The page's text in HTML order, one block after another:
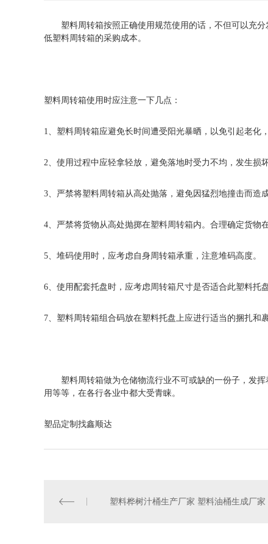
塑料周转箱按照正确使用规范使用的话，不但可以充分
低塑料周转箱的采购成本。
塑料周转箱使用时应注意一下几点：
1、塑料周转箱应避免长时间遭受阳光暴晒，以免引起老化
2、使用过程中应轻拿轻放，避免落地时受力不均，发生损坏
3、严禁将塑料周转箱从高处抛落，避免因猛烈地撞击而造
4、严禁将货物从高处抛掷在塑料周转箱内。合理确定货物
5、堆码使用时，应考虑自身周转箱承重，注意堆码高度。
6、使用配套托盘时，应考虑周转箱尺寸是否适合此塑料
7、塑料周转箱组合码放在塑料托盘上应进行适当的捆扎和
塑料周转箱做为仓储物流行业不可或缺的一份子，发挥
用等等，在各行各业中都大受青睐。
塑品定制找鑫顺达